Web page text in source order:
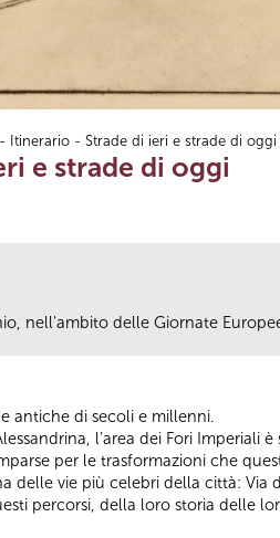
- Itinerario - Strade di ieri e strade di oggi
e strade di oggi
nell'ambito delle Giornate
antiche di secoli e millenni.
l’area dei Fori Imperiali
per le trasformazioni che
vie più celebri della città: Via
percorsi, della loro storia delle